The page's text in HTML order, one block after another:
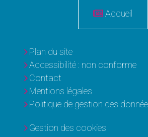
Accueil
Plan du site
Accessibilité : non conforme
Contact
Mentions légales
Politique de gestion des
Gestion des cookies